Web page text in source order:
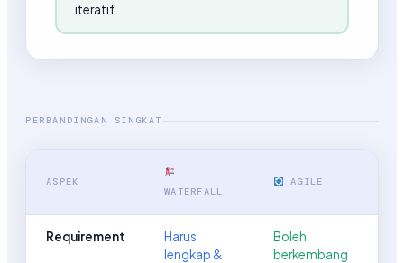
iteratif.
PERBANDINGAN SINGKAT
ASPEK
WATERFALL
AGILE
Requirement
Harus
lengkap &
Boleh
berkembang